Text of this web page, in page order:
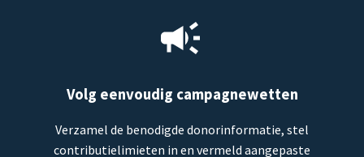
Volg eenvoudig campagnewetten
Verzamel de benodigde donorinformatie, stel
contributielimieten in en vermeld aangepaste